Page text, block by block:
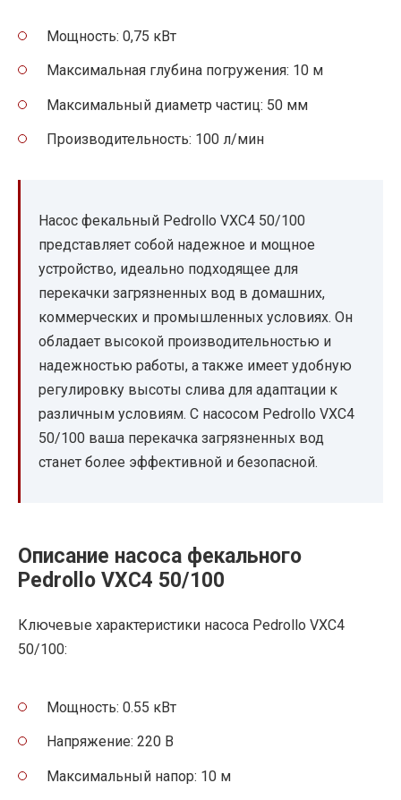
Мощность: 0,75 кВт
Максимальная глубина погружения: 10 м
Максимальный диаметр частиц: 50 мм
Производительность: 100 л/мин
Насос фекальный Pedrollo VXC4 50/100
представляет собой надежное и мощное
устройство, идеально подходящее для
перекачки загрязненных вод в домашних,
коммерческих и промышленных условиях. Он
обладает высокой производительностью и
надежностью работы, а также имеет удобную
регулировку высоты слива для адаптации к
различным условиям. С насосом Pedrollo VXC4
50/100 ваша перекачка загрязненных вод
станет более эффективной и безопасной.
Описание насоса фекального
Pedrollo VXC4 50/100
Ключевые характеристики насоса Pedrollo VXC4
50/100:
Мощность: 0.55 кВт
Напряжение: 220 В
Максимальный напор: 10 м